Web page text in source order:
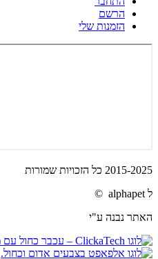
הרשם
הזמנות שלי
2015-2025 כל הזכויות שמורות
ל alphapet ©
האתר נבנה ע"י